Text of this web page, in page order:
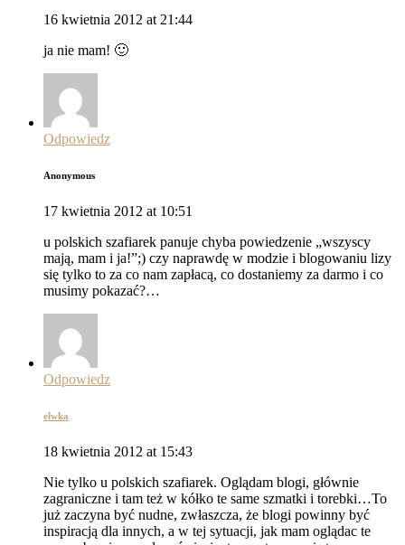
16 kwietnia 2012 at 21:44
ja nie mam! 🙂
Odpowiedz
Anonymous
17 kwietnia 2012 at 10:51
u polskich szafiarek panuje chyba powiedzenie „wszyscy
mają, mam i ja!”;) czy naprawdę w modzie i blogowaniu lizy
się tylko to za co nam zapłacą, co dostaniemy za darmo i co
musimy pokazać?…
Odpowiedz
elwka
18 kwietnia 2012 at 15:43
Nie tylko u polskich szafiarek. Oglądam blogi, głównie
zagraniczne i tam też w kółko te same szmatki i torebki…To
już zaczyna być nudne, zwłaszcza, że blogi powinny być
inspiracją dla innych, a w tej sytuacji, jak mam oglądac te